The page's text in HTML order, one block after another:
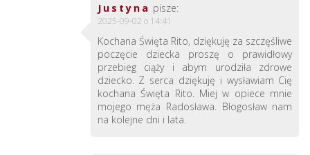
Justyna pisze:
2025-09-02 o 14:41
Kochana Święta Rito, dziękuję za szczęśliwe
poczęcie dziecka proszę o prawidłowy
przebieg ciąży i abym urodziła zdrowe
dziecko. Z serca dziękuję i wysławiam Cię
kochana Święta Rito. Miej w opiece mnie
mojego męża Radosława. Błogosław nam
na kolejne dni i lata.